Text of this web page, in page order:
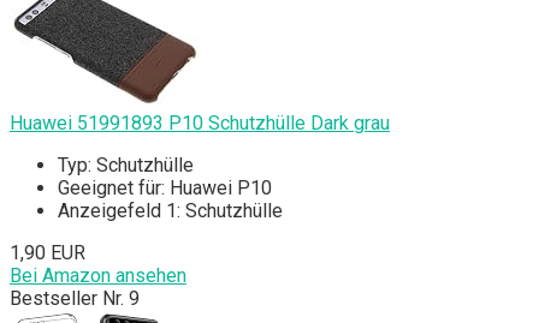
Huawei 51991893 P10 Schutzhülle Dark grau
Typ: Schutzhülle
Geeignet für: Huawei P10
Anzeigefeld 1: Schutzhülle
1,90 EUR
Bei Amazon ansehen
Bestseller Nr. 9